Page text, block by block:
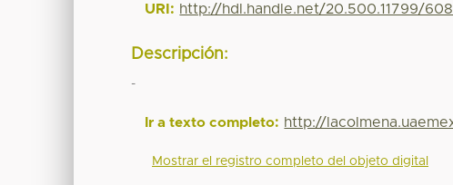
URI: http://hdl.handle.net/20.500.11799/
Descripción:
-
Ir a texto completo: http://
Mostrar el registro completo del objeto digital